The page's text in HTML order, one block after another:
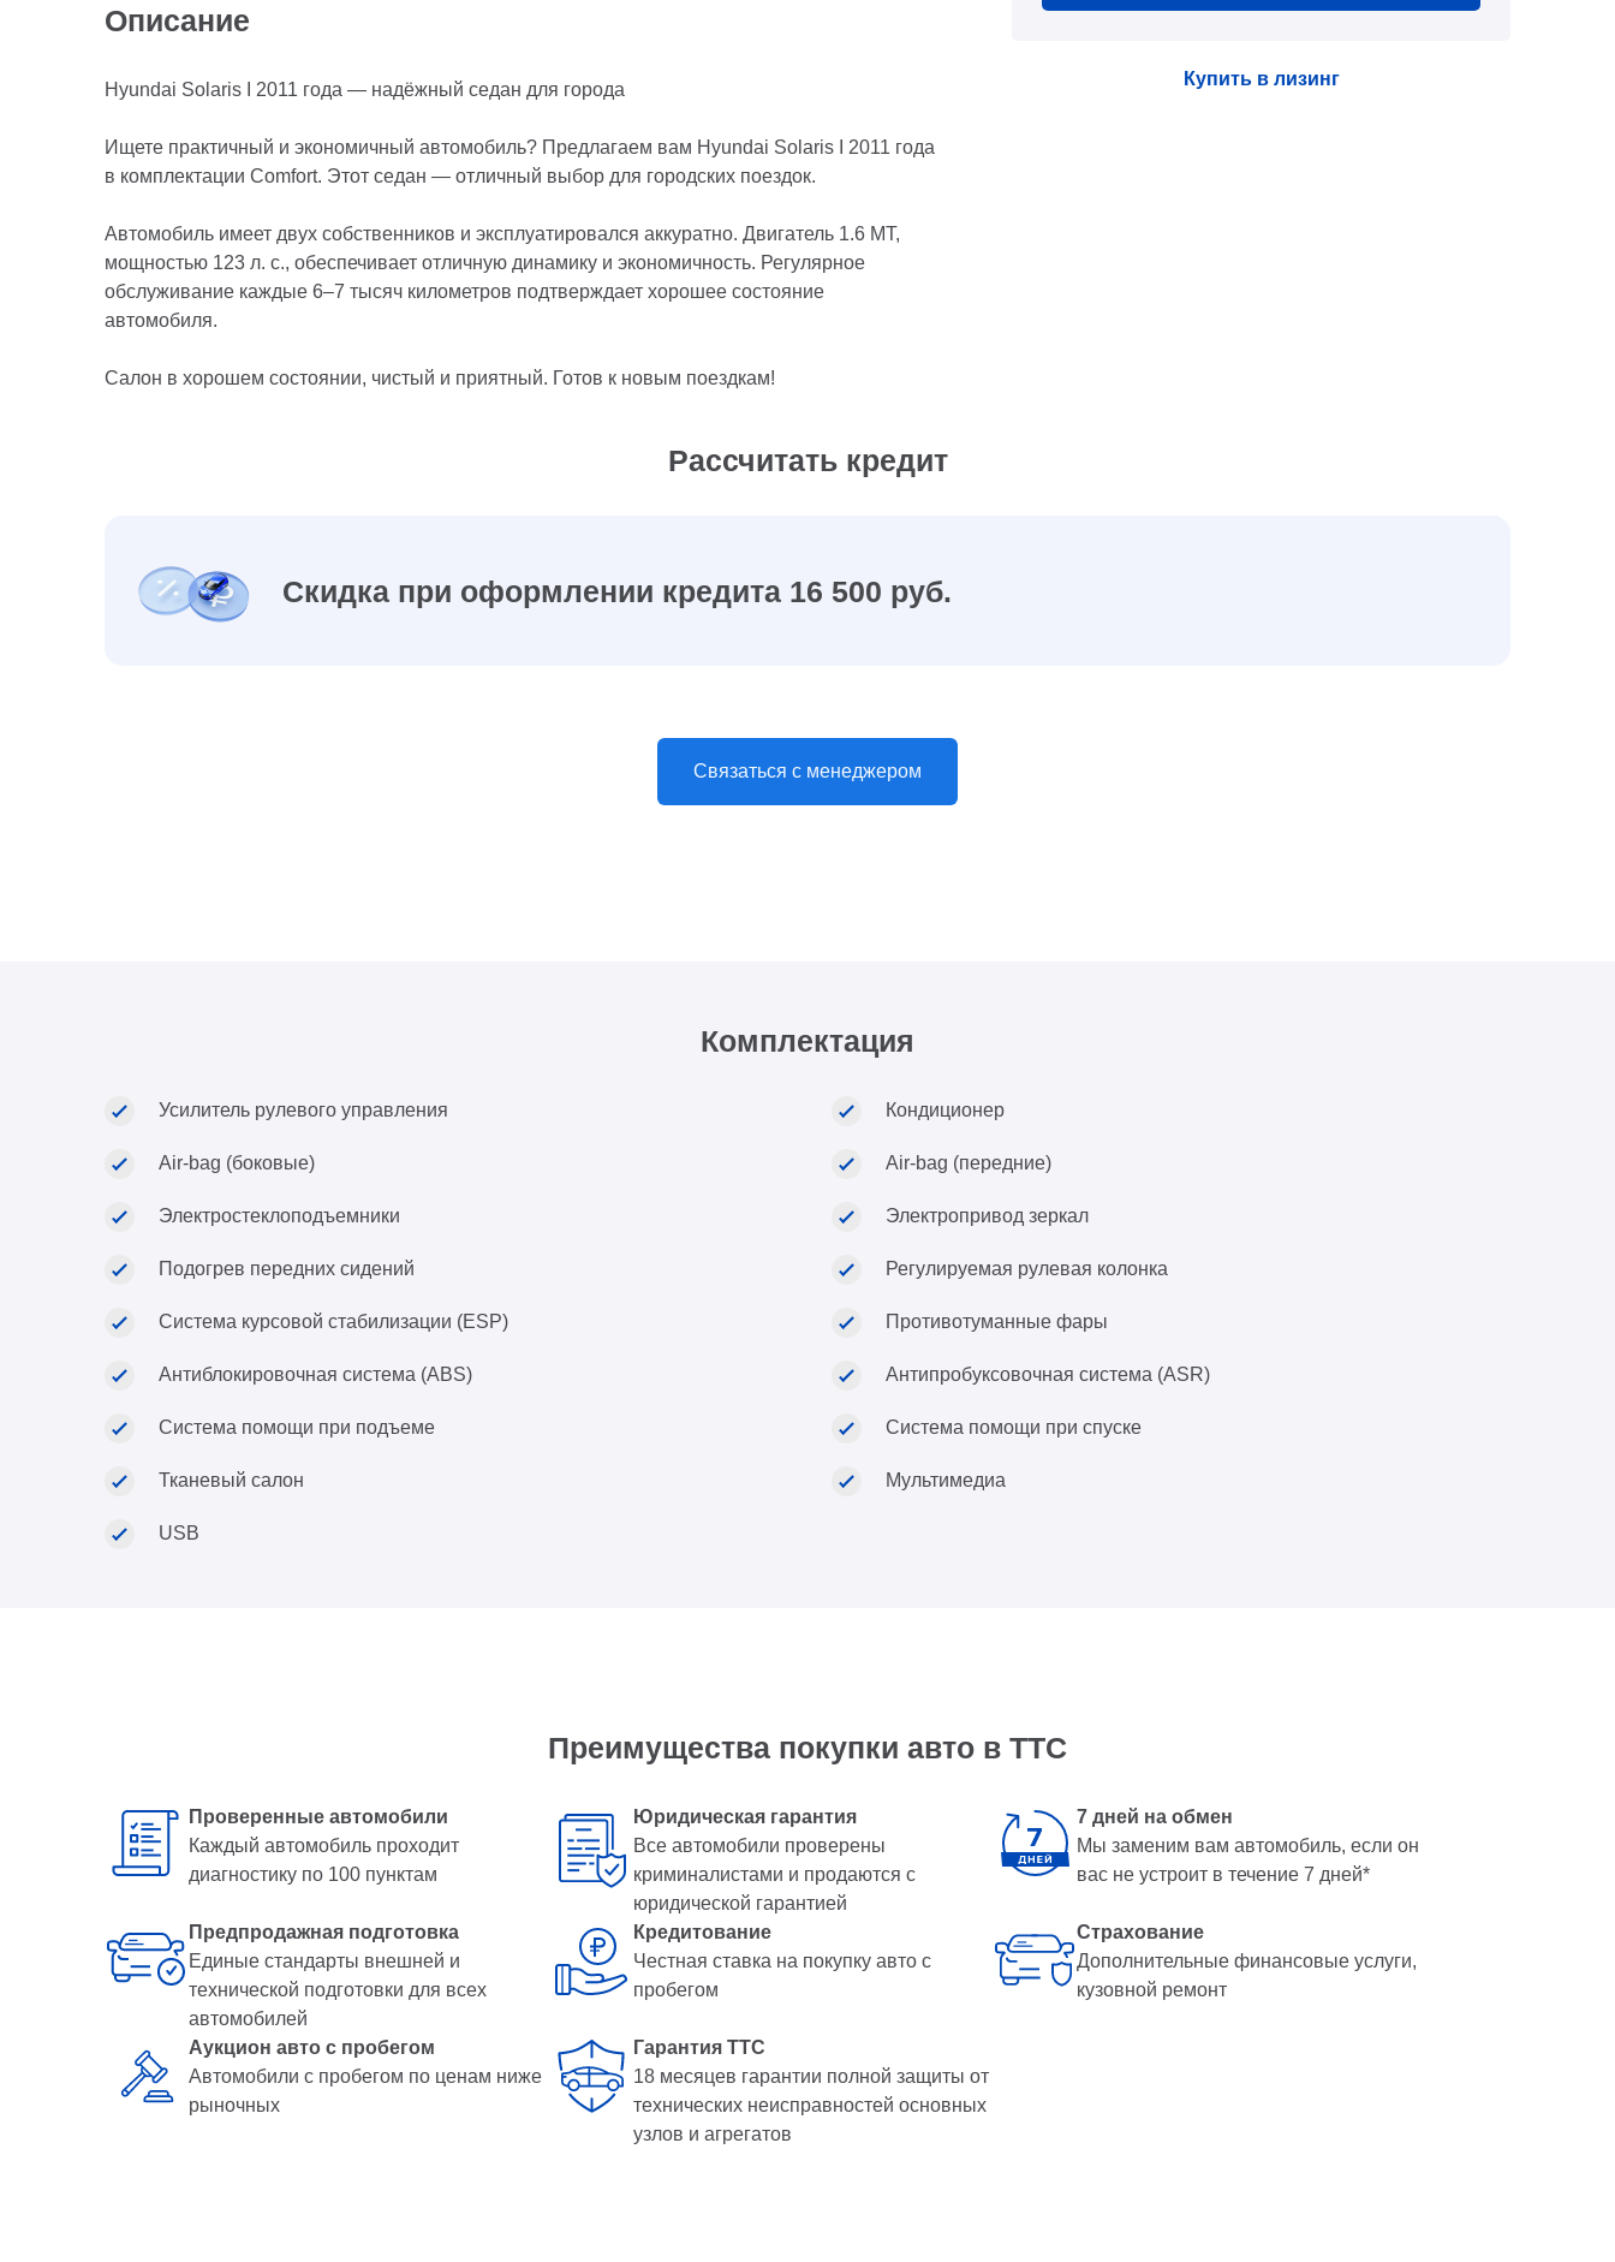
Описание
Hyundai Solaris I 2011 года — надёжный седан для города
Ищете практичный и экономичный автомобиль? Предлагаем вам Hyundai Solaris I 2011 года
в комплектации Comfort. Этот седан — отличный выбор для городских поездок.
Автомобиль имеет двух собственников и эксплуатировался аккуратно. Двигатель 1.6 MT,
мощностью 123 л. с., обеспечивает отличную динамику и экономичность. Регулярное
обслуживание каждые 6–7 тысяч километров подтверждает хорошее состояние
автомобиля.
Салон в хорошем состоянии, чистый и приятный. Готов к новым поездкам!
Купить в лизинг
Рассчитать кредит
Скидка при оформлении кредита 16 500 руб.
Связаться с менеджером
Комплектация
Усилитель рулевого управления Кондиционер
Air-bag (боковые) Air-bag (передние)
Электростеклоподъемники Электропривод зеркал
Подогрев передних сидений Регулируемая рулевая колонка
Система курсовой стабилизации (ESP) Противотуманные фары
Антиблокировочная система (ABS) Антипробуксовочная система (ASR)
Система помощи при подъеме Система помощи при спуске
Тканевый салон Мультимедиа
USB
Преимущества покупки авто в ТТС
Проверенные автомобили
Каждый автомобиль проходит
диагностику по 100 пунктам
Юридическая гарантия
Все автомобили проверены
криминалистами и продаются с
юридической гарантией
7 дней на обмен
Мы заменим вам автомобиль, если он
вас не устроит в течение 7 дней*
Предпродажная подготовка
Единые стандарты внешней и
технической подготовки для всех
автомобилей
Кредитование
Честная ставка на покупку авто с
пробегом
Страхование
Дополнительные финансовые услуги,
кузовной ремонт
Аукцион авто с пробегом
Автомобили с пробегом по ценам ниже
рыночных
Гарантия ТТС
18 месяцев гарантии полной защиты от
технических неисправностей основных
узлов и агрегатов